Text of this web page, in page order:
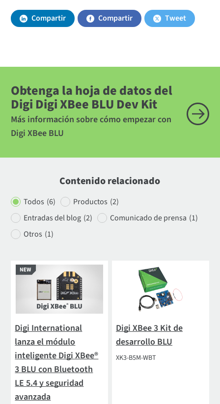
Compartir Compartir Tweet
Obtenga la hoja de datos del
Digi Digi XBee BLU Dev Kit
Más información sobre cómo empezar con
Digi XBee BLU
Contenido relacionado
Todos (6) Productos (2)
Entradas del blog (2) Comunicado de prensa (1)
Otros (1)
Digi International
lanza el módulo
inteligente Digi XBee®
3 BLU con Bluetooth
LE 5.4 y seguridad
avanzada
Digi XBee 3 Kit de
desarrollo BLU
XK3-B5M-WBT